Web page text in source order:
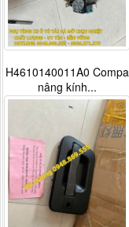
H4610140011A0 Compa
nâng kính...